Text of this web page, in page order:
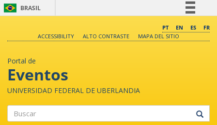
BRASIL
Comunica BR
PT EN ES
FR
ACCESSIBILITY
ALTO CONTRASTE MAPA DEL SITIO
Portal de
Eventos
UNIVERSIDAD FEDERAL DE UBERLANDIA